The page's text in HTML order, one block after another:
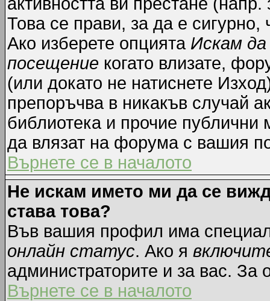
Това се прави, за да е
Ако изберете опцията Искам
посещение когато влизате,
(или докато не натиснете
препоръчва в никакъв случай
библиотека и прочие публични
да влязат на форума с вашия
Върнете се в началото
Не искам името ми да се
става това?
Във вашия профил има
онлайн статус. Ако я
администраторите и за вас. За
Върнете се в началото